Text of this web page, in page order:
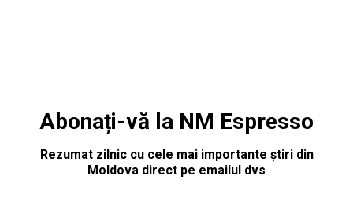
Abonați-vă la NM Espresso
Rezumat zilnic cu cele mai importante știri din
Moldova direct pe emailul dvs